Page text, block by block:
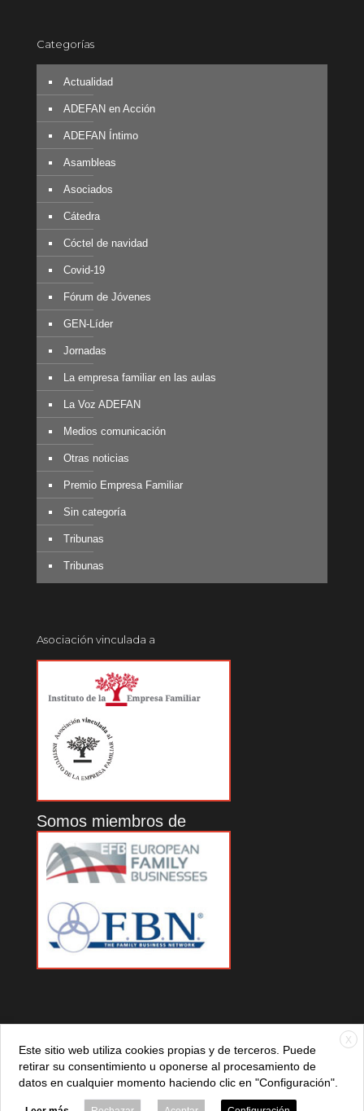
Categorías
Actualidad
ADEFAN en Acción
ADEFAN Íntimo
Asambleas
Asociados
Cátedra
Cóctel de navidad
Covid-19
Fórum de Jóvenes
GEN-Líder
Jornadas
La empresa familiar en las aulas
La Voz ADEFAN
Medios comunicación
Otras noticias
Premio Empresa Familiar
Sin categoría
Tribunas
Tribunas
Asociación vinculada a
Somos miembros de
© 2021 ADEFAN. Todos los derechos reservados. 621 236
X
Este sitio web utiliza cookies propias y de terceros. Puede
retirar su consentimiento u oponerse al procesamiento de
datos en cualquier momento haciendo clic en "Configuración".